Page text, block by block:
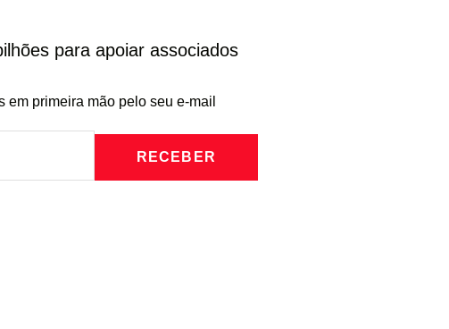
para apoiar associados
primeira mão pelo seu e-mail
RECEBER